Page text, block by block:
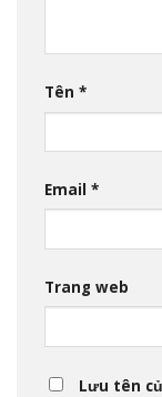
Tên *
Email *
Trang web
Lưu tên